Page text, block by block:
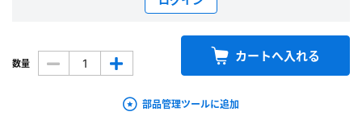
数量 カートへ入れる
部品管理ツールに追加
会員の方はこちら
※パスワードをお忘れの方は、 パスワード再発行ページ